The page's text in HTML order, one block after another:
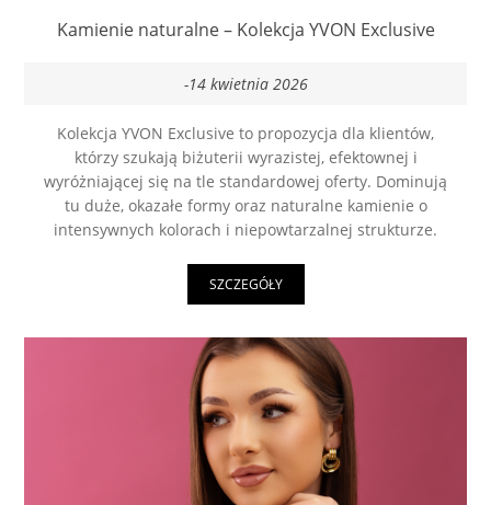
Kamienie naturalne – Kolekcja YVON Exclusive
-14 kwietnia 2026
Kolekcja YVON Exclusive to propozycja dla klientów,
którzy szukają biżuterii wyrazistej, efektownej i
wyróżniającej się na tle standardowej oferty. Dominują
tu duże, okazałe formy oraz naturalne kamienie o
intensywnych kolorach i niepowtarzalnej strukturze.
SZCZEGÓŁY